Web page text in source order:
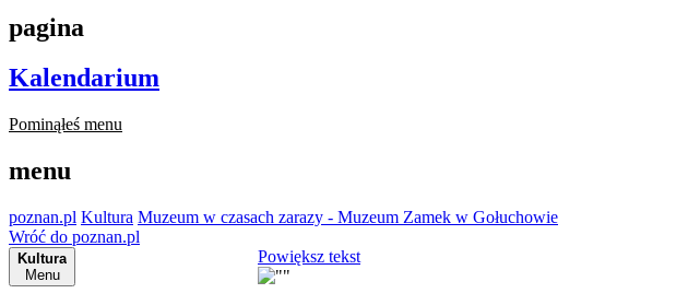
pagina
Kalendarium
Pominąłeś menu
menu
poznan.pl Kultura Muzeum w czasach zarazy - Muzeum Zamek w Gołuchowie
Wróć do poznan.pl
Kultura
Menu
Powiększ tekst